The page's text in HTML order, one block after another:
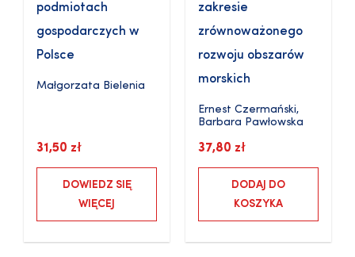
podmiotach
gospodarczych w
Polsce
Małgorzata Bielenia
31,50 zł
DOWIEDZ SIĘ
WIĘCEJ
zakresie
zrównoważonego
rozwoju obszarów
morskich
Ernest Czermański,
Barbara Pawłowska
37,80 zł
DODAJ DO
KOSZYKA